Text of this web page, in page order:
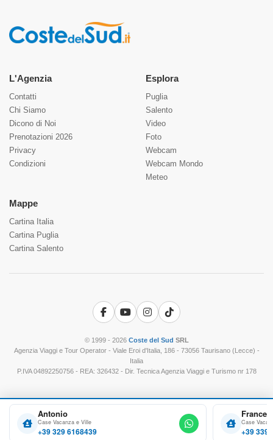
Antonio
Case Vacanza e Ville
+39 329 6168439
Case
+39 339
L'Agenzia
Contatti
Chi Siamo
Dicono di Noi
Prenotazioni 2026
Privacy
Condizioni
Esplora
Puglia
Salento
Video
Foto
Webcam
Webcam Mondo
Meteo
Mappe
Cartina Italia
Cartina Puglia
Cartina Salento
Facebook
YouTubeInstagram
TikTok
© 1999 - 2026 Coste del Sud SRL
Agenzia Viaggi e Tour Operator - Viale Eroi d'Italia, 186 - 73056 Taurisano (Lecce) -
Italia
P.IVA 04892250756 - REA: 326432 - Dir. Tecnica Agenzia Viaggi e Turismo nr 178